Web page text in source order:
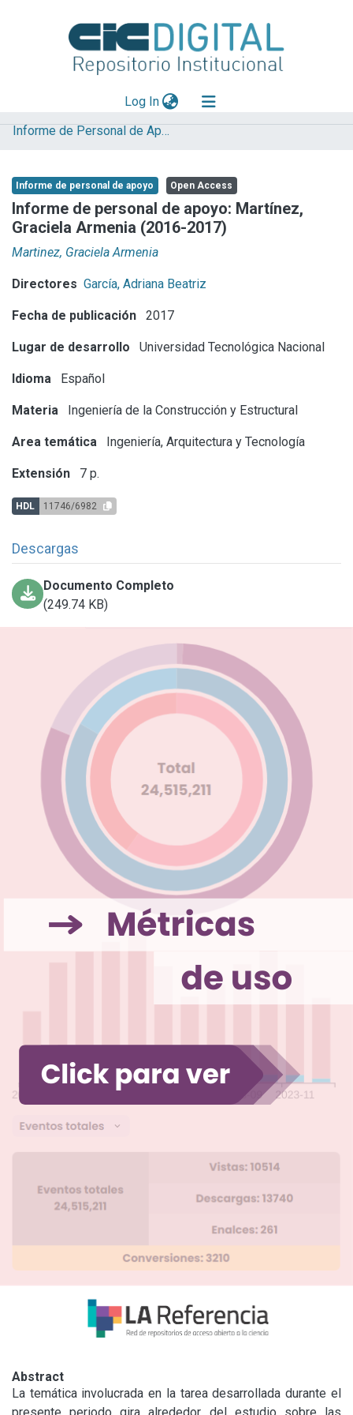
Log In(current)
Explorar
Aportar material
Statistics
Informe de Personal de Apoyo
Informe de personal de apoyo Open Access
Informe de personal de apoyo: Martínez,
Graciela Armenia (2016-2017)
Martinez, Graciela Armenia
Directores García, Adriana Beatriz
Fecha de publicación 2017
Lugar de desarrollo Universidad Tecnológica Nacional
Idioma Español
Materia Ingeniería de la Construcción y Estructural
Area temática Ingeniería, Arquitectura y Tecnología
Extensión 7 p.
HDL 11746/6982
Descargas
Documento Completo
(249.74 KB)
Abstract
La temática involucrada en la tarea desarrollada durante el